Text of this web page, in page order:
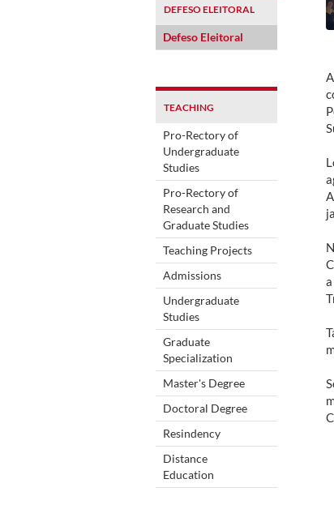
DEFESO ELEITORAL
Defeso Eleitoral
TEACHING
Pro-Rectory of
Undergraduate
Studies
Pro-Rectory of
Research and
Graduate Studies
Teaching Projects
Admissions
Undergraduate
Studies
Graduate
Specialization
Master's Degree
Doctoral Degree
Resindency
Distance
Education